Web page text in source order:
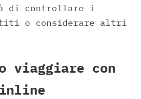
di controllare i
o considerare altri
viaggiare con